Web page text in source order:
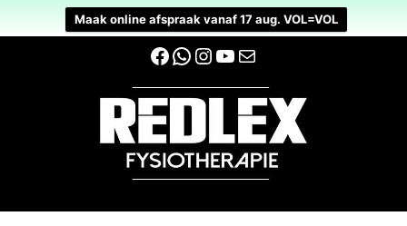
Maak online afspraak vanaf 17 aug. VOL=VOL
Facebook
WhatsApp
Instagram
YouTube
E-mail